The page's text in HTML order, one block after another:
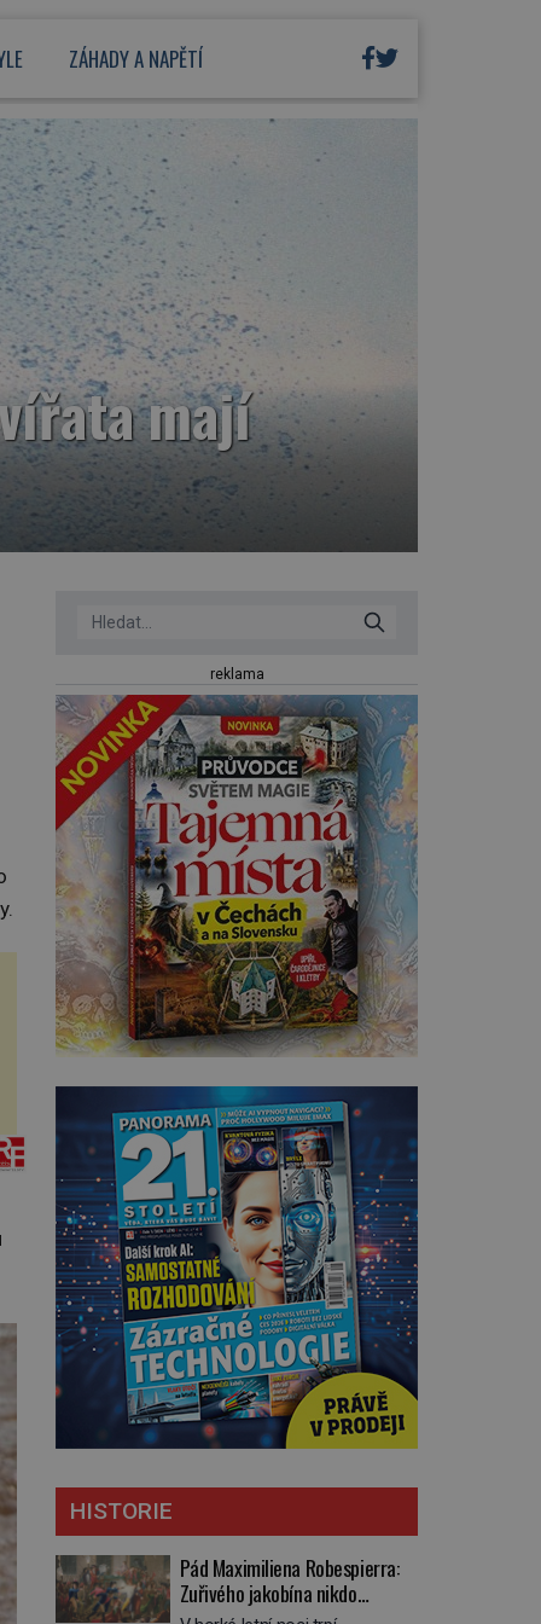
ZÁHADY A NAPĚTÍ
mají
reklama
HISTORIE
Pád Maximiliena Robespierra:
Zuřivého jakobína nikdo